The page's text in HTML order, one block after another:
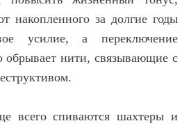
накопленного за долгие годы
усилие, а переключение
нити, связывающие с
всего спиваются шахтеры и